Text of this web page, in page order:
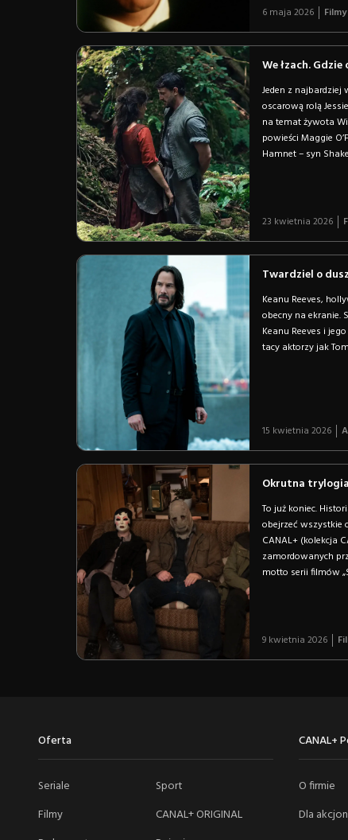
6 maja 2026
We łzach.
Jeden z
oscarową rolą
na temat żywota
powieści Maggie
Hamnet – syn
23 kwietnia 2026
Twardziel o
Keanu Reeves,
obecny na ekranie.
Keanu Reeves i
tacy aktorzy jak
15 kwietnia 2026
Okrutna
To już koniec.
obejrzeć wszystkie
CANAL+ (kolekcja
zamordowanych
motto serii filmów
9 kwietnia 2026
Oferta
Seriale
Sport
Filmy
CANAL+ ORIGINAL
CANAL+
O firmie
Dla